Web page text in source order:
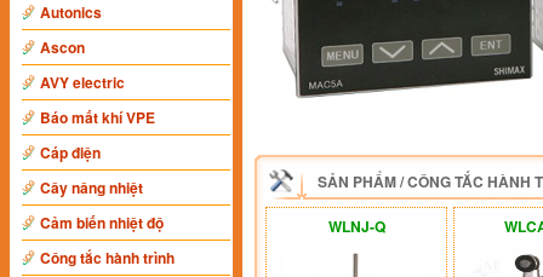
Autonics
Ascon
AVY electric
Báo mất khí VPE
Cáp điện
Cây nâng nhiệt
Cảm biến nhiệt độ
Công tắc hành trình
SẢN PHẨM/CÔNG TẮC HÀNH
WLNJ-Q